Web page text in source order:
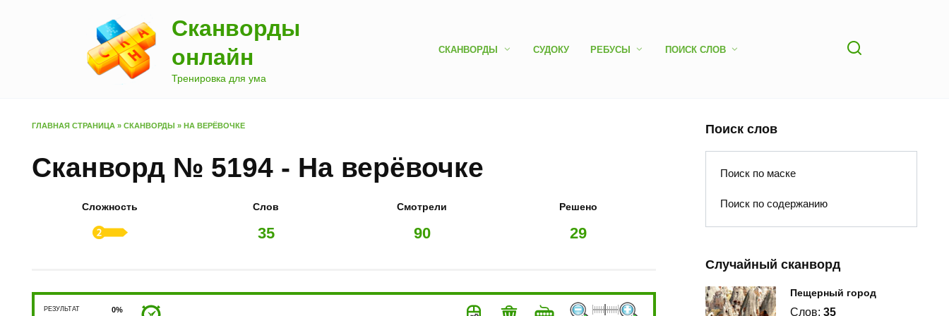
Сканворды
онлайн
Тренировка для ума
СКАНВОРДЫ СУДОКУ РЕБУСЫ ПОИСК СЛОВ
ГЛАВНАЯ СТРАНИЦА » СКАНВОРДЫ » НА ВЕРЁВОЧКЕ
Сканворд № 5194 - На верёвочке
Сложность Слов
35
Смотрели
90
Решено
29
РЕЗУЛЬТАТ 0%
Поиск слов
Поиск по маске
Поиск по содержанию
Случайный сканворд
Пещерный город
Слов: 35